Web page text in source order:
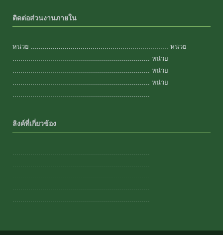
ติดต่อส่วนงานภายใน
หน่วย ..................................................................... หน่วย
..................................................................... หน่วย
..................................................................... หน่วย
..................................................................... หน่วย
.....................................................................
ลิงค์ที่เกี่ยวข้อง
.....................................................................
.....................................................................
.....................................................................
.....................................................................
.....................................................................